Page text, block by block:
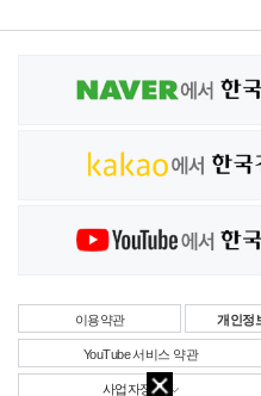
이용약관 개인정
YouTube 서비스 약관
사업자정보